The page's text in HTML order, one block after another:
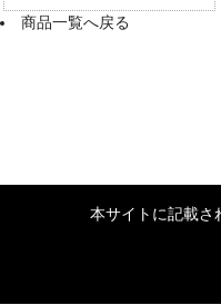
商品一覧へ戻る
本サイトに記載さ